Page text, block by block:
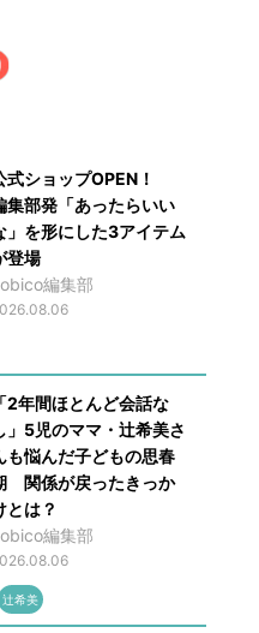
式ショップOPEN！
集部発「あったらいい
」を形にした3アイテム
登場
編集部
「2年間ほとんど会話な
」5児のママ・辻希美さ
も悩んだ子どもの思春
関係が戻ったきっか
とは？
編集部
辻希美